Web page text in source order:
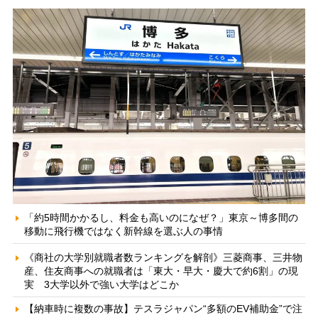
「約5時間かかるし、料金も高いのになぜ？」東京～博多間の
移動に飛行機ではなく新幹線を選ぶ人の事情
《商社の大学別就職者数ランキングを解剖》三菱商事、三井物
産、住友商事への就職者は「東大・早大・慶大で約6割」の現
実 3大学以外で強い大学はどこか
【納車時に複数の事故】テスラジャパン“多額のEV補助金”で注